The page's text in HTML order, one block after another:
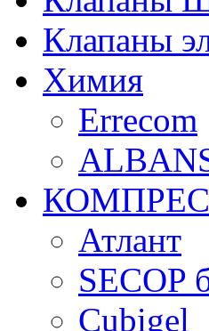
Клапаны
Химия
Errecom
Атлант
SECOP
Cubigel